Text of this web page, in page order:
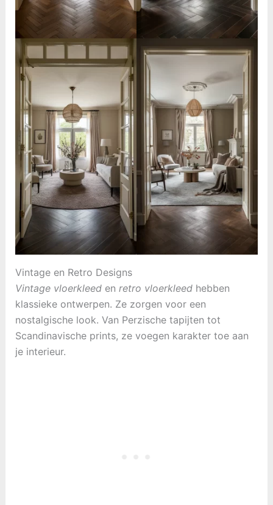
Vintage en Retro Designs
Vintage vloerkleeden retro vloerkleedhebben
klassieke ontwerpen. Ze zorgen voor een
nostalgische look. Van Perzische tapijten tot
Scandinavische prints, ze voegen karakter toe aan
je interieur.